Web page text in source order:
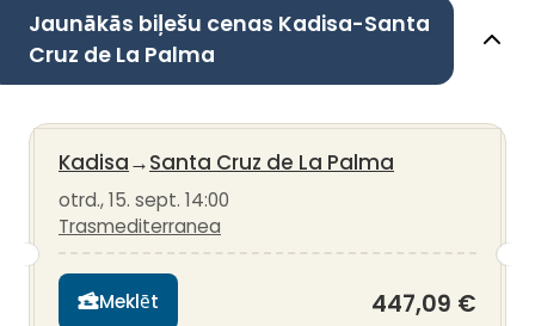
Jaunākās biļešu cenas Kadisa-Santa
Cruz de La Palma
Kadisa→Santa Cruz de La Palma
otrd., 15. sept. 14:00
Trasmediterranea
Meklēt 447,09 €